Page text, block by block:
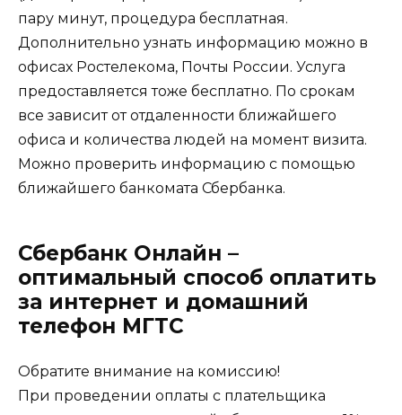
пару минут, процедура бесплатная.
Дополнительно узнать информацию можно в
офисах Ростелекома, Почты России. Услуга
предоставляется тоже бесплатно. По срокам
все зависит от отдаленности ближайшего
офиса и количества людей на момент визита.
Можно проверить информацию с помощью
ближайшего банкомата Сбербанка.
Сбербанк Онлайн –
оптимальный способ оплатить
за интернет и домашний
телефон МГТС
Обратите внимание на комиссию!
При проведении оплаты с плательщика